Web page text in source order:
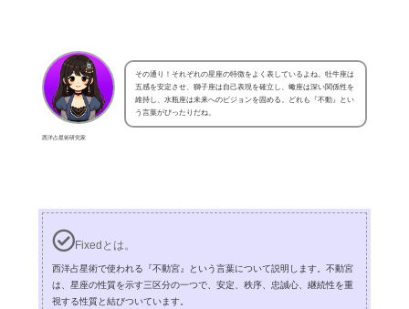
西洋占星術研究家
その通り！それぞれの星座の特徴をよく表しているよね。牡牛座は
五感を安定させ、獅子座は自己表現を確立し、蠍座は深い関係性を
維持し、水瓶座は未来へのビジョンを固める。どれも『不動』とい
う言葉がぴったりだね。
Fixedとは。
西洋占星術で使われる『不動宮』という言葉について説明します。不動宮
は、星座の性質を示す三区分の一つで、安定、秩序、忠誠心、継続性を重
視する性質と結びついています。